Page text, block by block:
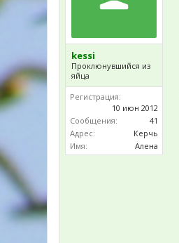
kessi
Проклюнувшийся из
яйца
Регистрация:
10 июн 2012
Сообщения:
41
Адрес:
Керчь
Имя:
Алена